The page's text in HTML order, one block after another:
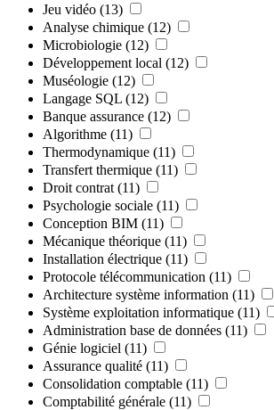
Jeu vidéo (13)
Analyse chimique (12)
Microbiologie (12)
Développement local (12)
Muséologie (12)
Langage SQL (12)
Banque assurance (12)
Algorithme (11)
Thermodynamique (11)
Transfert thermique (11)
Droit contrat (11)
Psychologie sociale (11)
Conception BIM (11)
Mécanique théorique (11)
Installation électrique (11)
Protocole télécommunication (11)
Architecture système information (11)
Système exploitation informatique (11)
Administration base de données (11)
Génie logiciel (11)
Assurance qualité (11)
Consolidation comptable (11)
Comptabilité générale (11)